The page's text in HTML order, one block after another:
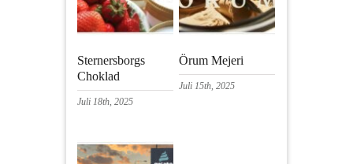
Sternersborgs
Choklad
Juli 18th, 2025
Örum Mejeri
Juli 15th, 2025